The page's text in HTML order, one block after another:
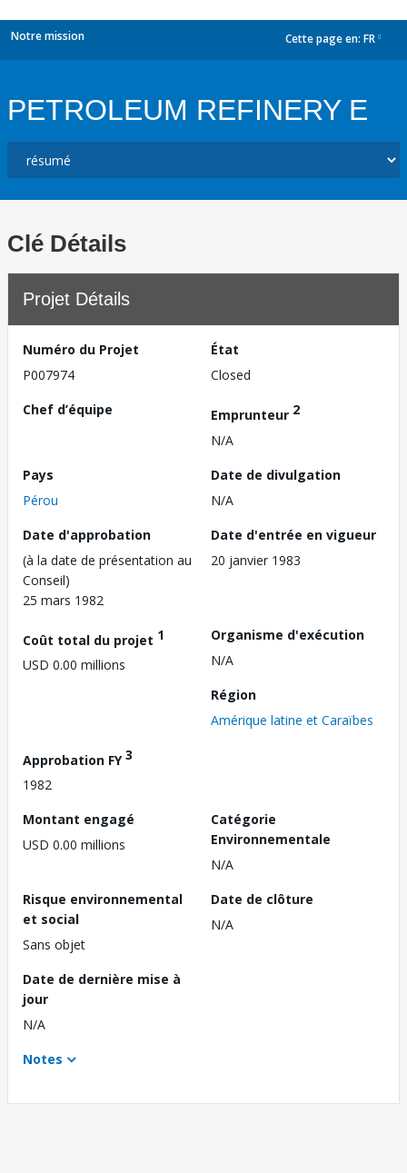
Notre mission Cette page en: FR
PETROLEUM REFINERY E
Clé Détails
Projet Détails
Numéro du Projet
P007974
État
Closed
Chef d’équipe
Emprunteur 2
N/A
Pays
Pérou
Date de divulgation
N/A
Date d'approbation
(à la date de présentation au
Conseil)
25 mars 1982
Date d'entrée en vigueur
20 janvier 1983
Coût total du projet 1
USD 0.00 millions
Organisme d'exécution
N/A
Région
Amérique latine et Caraïbes
Approbation FY3
1982
Montant engagé
USD 0.00 millions
Catégorie
Environnementale
N/A
Risque environnemental
et social
Sans objet
Date de clôture
N/A
Date de dernière mise à
jour
N/A
Notes